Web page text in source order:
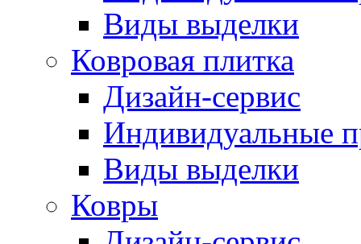
Виды выделки
Ковровая плитка
Дизайн-сервис
Индивидуальные
Виды выделки
Ковры